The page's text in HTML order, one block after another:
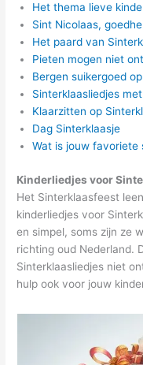
Het thema lieve
Sint Nicolaas,
Het paard van
Pieten mogen niet
Bergen suikergoed
Sinterklaasliedjes
Klaarzitten op
Dag Sinterklaasje
Wat is jouw favoriete
Kinderliedjes voor
Het Sinterklaasfeest
kinderliedjes voor
en simpel, soms zijn ze
richting oud Nederland.
Sinterklaasliedjes niet
hulp ook voor jouw